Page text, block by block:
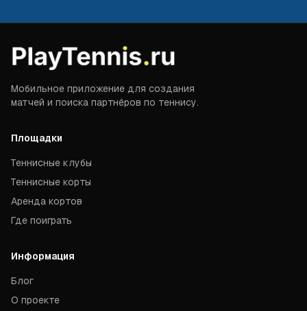
Мобильное приложение для создания
матчей и поиска партнёров по теннису.
Площадки
Теннисные клубы
Теннисные корты
Аренда кортов
Где поиграть
Информация
Блог
О проекте